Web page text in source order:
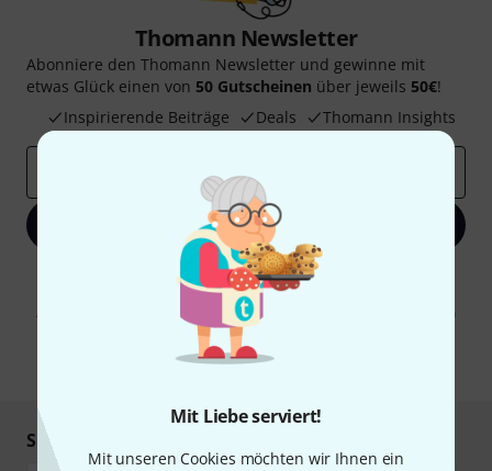
Mit Liebe serviert!
Mit unseren Cookies möchten wir Ihnen ein
Thomann Newsletter
Abonniere den Thomann Newsletter und gewinne mit
etwas Glück einen von 50 Gutscheinen über jeweils 50€!
Inspirierende Beiträge
Deals Thomann Insights
Jetzt anmelden
Mit Klick auf „Jetzt anmelden“ stimmen Sie dem Erhalt von E-Mail-
Werbung und einer Messung des E-Mail-Nutzungsverhaltens zu. Die
Abmeldung ist jederzeit möglich. Weitere Informationen finden Sie in
unserenDatenschutzhinweisen
* Pflichtfeld
Sicher einkaufen & bezahlen